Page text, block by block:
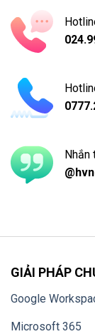
Nhắn
GIẢI PHÁP
Google
Microsoft 365